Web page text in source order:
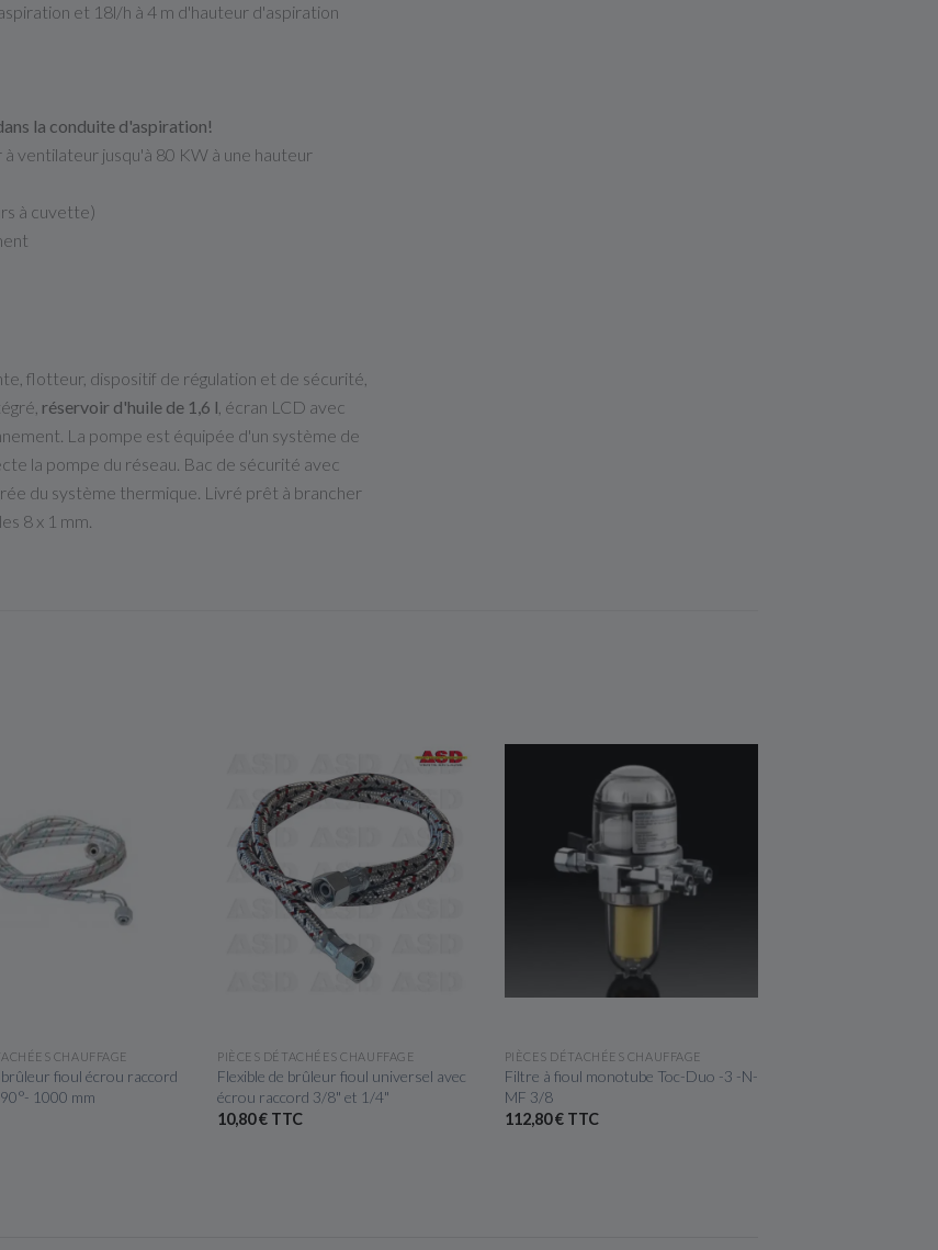
et 18l/h à 4 m d'hauteur d'aspiration
la conduite d'aspiration!
ventilateur jusqu'à 80 KW à une hauteur
à cuvette)
flotteur, dispositif de régulation et de sécurité,
réservoir d'huile de 1,6 l , écran LCD avec
La pompe est équipée d'un système de
la pompe du réseau. Bac de sécurité avec
du système thermique. Livré prêt à brancher
8 x 1 mm.
RAPIDE
CHAUFFAGE
brûleur fioul écrou raccord
1000 mm
APERÇU RAPIDE
PIÈCES DÉTACHÉES CHAUFFAGE
Flexible de brûleur fioul universel avec
écrou raccord 3/8" et 1/4"
10,80 € TTC
APERÇU RAPIDE
PIÈCES DÉTACHÉES CHAUFFAGE
Filtre à fioul monotube Toc-Duo -3 -N-
MF 3/8
112,80 € TTC